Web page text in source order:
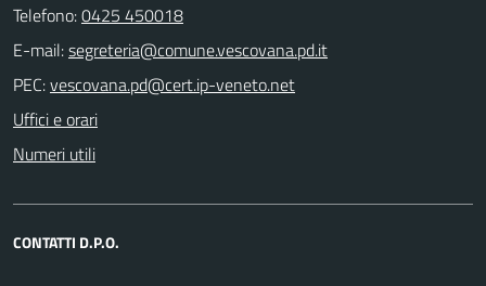
Telefono:0425 450018
E-mail:
PEC:
Uffici e orari
Numeri utili
CONTATTI D.P.O.